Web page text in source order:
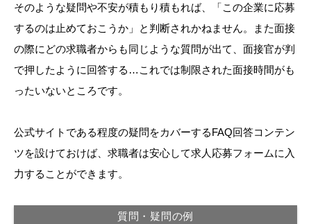
そのような疑問や不安が積もり積もれば、「この企業に応募
するのは止めておこうか」と判断されかねません。また面接
の際にどの求職者からも同じような質問が出て、面接官が判
で押したように回答する…これでは制限された面接時間がも
ったいないところです。
公式サイトである程度の疑問をカバーするFAQ回答コンテン
ツを設けておけば、求職者は安心して求人応募フォームに入
力することができます。
質問・疑問の例